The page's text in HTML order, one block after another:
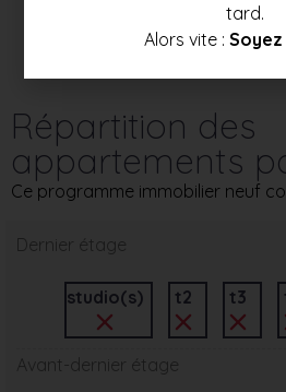
Répartition des
appartements
Ce programme immobilier neuf
Dernier étage
studio(s) t2 t3
Avant-dernier étage
tard.
Alors vite : Soyez